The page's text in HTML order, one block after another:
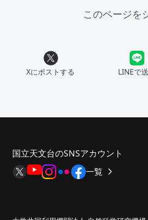
このページを
Xにポストする LINEで
国立天文台のSNSアカウント
一覧